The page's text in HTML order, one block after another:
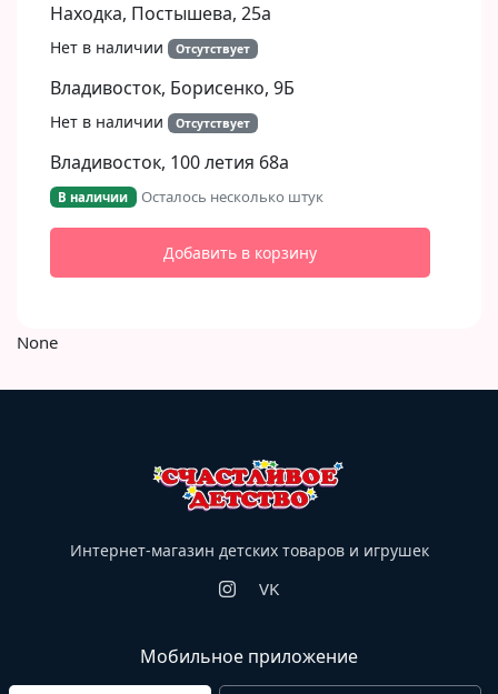
Находка, Постышева, 25а
Нет в наличии Отсутствует
Владивосток, Борисенко, 9Б​
Нет в наличии Отсутствует
Владивосток, 100 летия 68а
В наличии Осталось несколько штук
Добавить в корзину
None
Интернет-магазин детских товаров и игрушек
VK
Мобильное приложение